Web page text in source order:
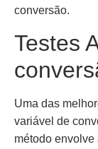
conversão.
Testes
Uma das
variável de
método envolve